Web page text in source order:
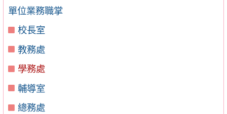
單位業務職掌
校長室
教務處
學務處
輔導室
總務處